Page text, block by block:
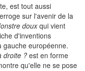
est tout aussi
sur l'avenir de la
douxqui vient
d'inventions
gauche européenne.
droite ? est en forme
qu'elle ne se pose